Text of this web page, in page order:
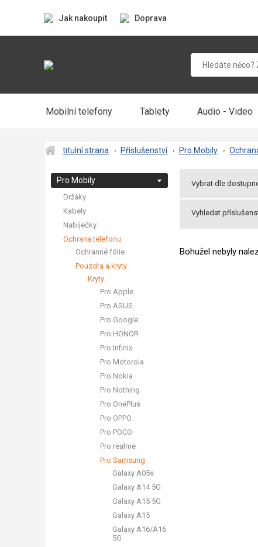
Jak nakoupit Doprava
Mobilní telefony Tablety Audio - Video
titulní strana Příslušenství Pro Mobily
Pro Mobily
Držáky
Kabely
Nabíječky
Ochrana telefonu
Ochranné fólie
Pouzdra a kryty
Kryty
Pro Apple
Pro ASUS
Pro Google
Pro HONOR
Pro Infinix
Pro Motorola
Pro Nokia
Pro Nothing
Pro OnePlus
Pro OPPO
Pro POCO
Pro realme
Pro Samsung
Galaxy A05s
Galaxy A14 5G
Galaxy A15 5G
Galaxy A15
Galaxy A16/A16
5G
Vybrat dle
Praha 2 v
Vyhledat
Bohužel nebyly